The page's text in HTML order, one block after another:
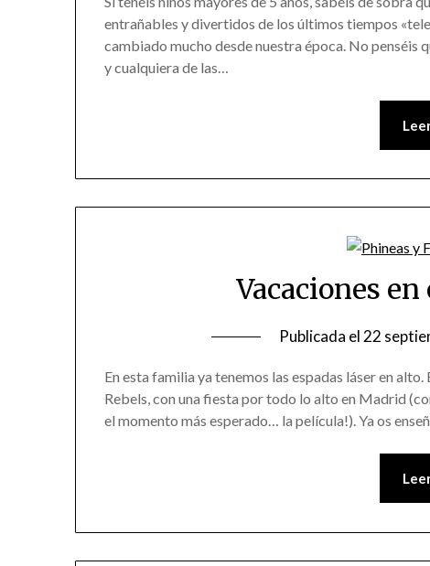
entrañables y divertidos de los últimos tiempos
cambiado mucho desde nuestra época. No
y cualquiera de las…
Vacaciones
Publicada el22
En esta familia ya tenemos las espadas láser en
Rebels, con una fiesta por todo lo alto en Madrid
el momento más esperado… la película!). Ya os